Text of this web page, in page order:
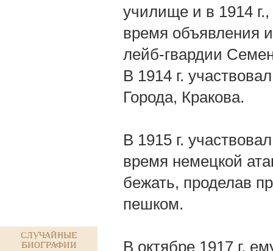
Случайные
биографии
училище и в 1914
время объявления
лейб-гвардии
В 1914 г.
Города, Кракова.
В 1915 г.
время немецкой
бежать, проделав
пешком.
В октябре 1917 г.